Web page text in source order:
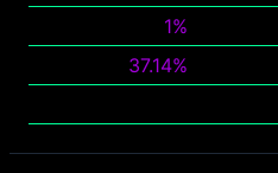
1%
37.14%